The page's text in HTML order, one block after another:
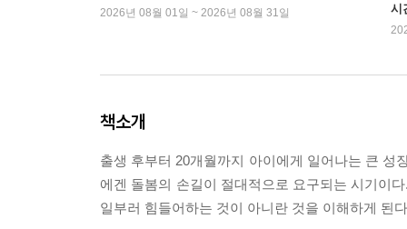
2026년 08월 01일 ~ 2026년 08월 31일
시
책소개
출생 후부터 20개월까지 아이에게 일어나는 큰 성
에겐 돌봄의 손길이 절대적으로 요구되는 시기이
일부러 힘들어하는 것이 아니란 것을 이해하게 된